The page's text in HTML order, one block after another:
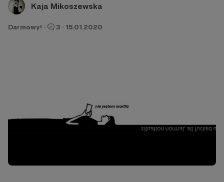
Kaja Mikoszewska
Darmowy! · 3 · 15.01.2020